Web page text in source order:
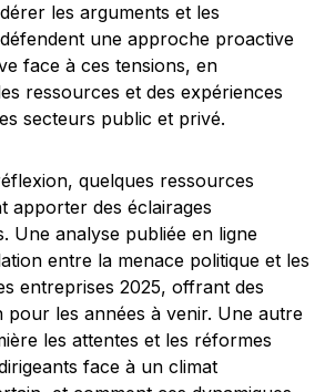
les arguments et les
une approche proactive
face à ces tensions, en
ressources et des expériences
secteurs public et privé.
quelques ressources
apporter des éclairages
Une analyse publiée en ligne
entre la menace politique et les
entreprises 2025, offrant des
pour les années à venir. Une autre
les attentes et les réformes
face à un climat